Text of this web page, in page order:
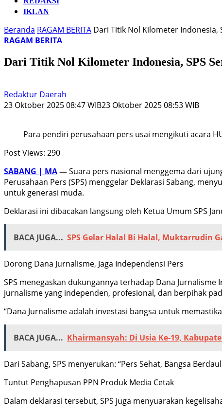
IKLAN
Beranda RAGAM BERITA Dari Titik Nol Kilometer Indonesia,
RAGAM BERITA
Dari Titik Nol Kilometer Indonesia, SPS
Redaktur Daerah
23 Oktober 2025 08:47 WIB23 Oktober 2025 08:53 WIB
Para pendiri perusahaan pers usai mengikuti acara
Post Views: 290
SABANG | MA—Suara pers nasional menggema dari
Perusahaan Pers (SPS) menggelar Deklarasi Sabang,
untuk generasi muda.
Deklarasi ini dibacakan langsung oleh Ketua Umum SPS
BACA JUGA... SPS Gelar Halal Bi Halal, Muktarrudin
Dorong Dana Jurnalisme, Jaga Independensi Pers
SPS menegaskan dukungannya terhadap Dana
jurnalisme yang independen, profesional, dan berpihak
“Dana Jurnalisme adalah investasi bangsa untuk
BACA JUGA... Khairmansyah: Di Usia Ke-19,
Dari Sabang, SPS menyerukan: “Pers Sehat, Bangsa
Tuntut Penghapusan PPN Produk Media Cetak
Dalam deklarasi tersebut, SPS juga menyuarakan